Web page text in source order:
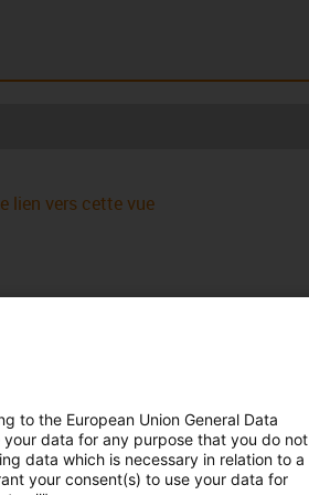
unit system defined in "Dimensions".
Usure admissible
lien vers cette vue
to the European Union General Data
your data for any purpose that you do not
data which is necessary in relation to a
your consent(s) to use your data for